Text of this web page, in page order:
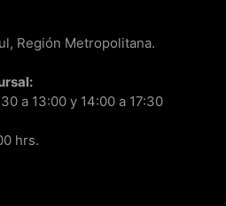
Región Metropolitana.
a 13:00 y 14:00 a 17:30
hrs.